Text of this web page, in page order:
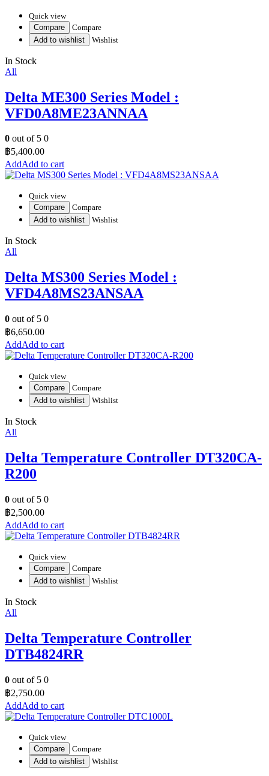
Quick view
Compare
Compare
Add to wishlist
Wishlist
In Stock
All
Delta ME300 Series Model :
VFD0A8ME23ANNAA
0 out of 5 0
฿5,400.00
Add to cart
Quick view
Compare
Compare
Add to wishlist
Wishlist
In Stock
All
Delta MS300 Series Model :
VFD4A8MS23ANSAA
0 out of 5 0
฿6,650.00
Add to cart
Quick view
Compare
Compare
Add to wishlist
Wishlist
In Stock
All
Delta Temperature Controller DT320CA-
R200
0 out of 5 0
฿2,500.00
Add to cart
Quick view
Compare
Compare
Add to wishlist
Wishlist
In Stock
All
Delta Temperature Controller
DTB4824RR
0 out of 5 0
฿2,750.00
Add to cart
Quick view
Compare
Compare
Add to wishlist
Wishlist